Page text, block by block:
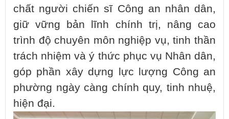
chất người chiến sĩ Công an nhân dân,
giữ vững bản lĩnh chính trị, nâng cao
trình độ chuyên môn nghiệp vụ, tinh thần
trách nhiệm và ý thức phục vụ Nhân dân,
góp phần xây dựng lực lượng Công an
phường ngày càng chính quy, tinh nhuệ,
hiện đại.